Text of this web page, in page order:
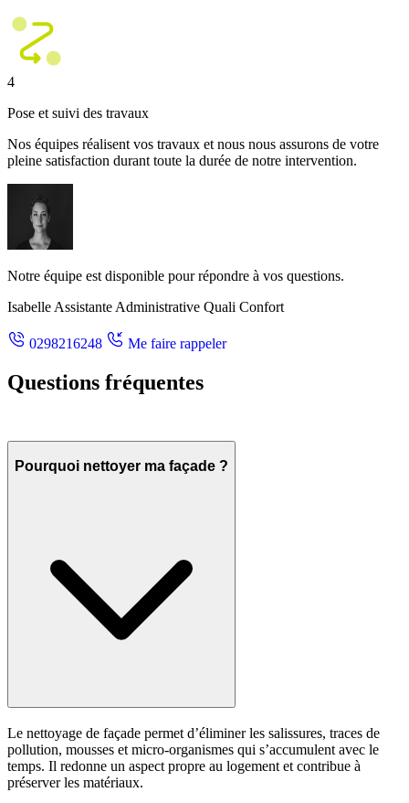
4
Pose et suivi des travaux
Nos équipes réalisent vos travaux et nous nous assurons de votre
pleine satisfaction durant toute la durée de notre intervention.
Notre équipe est disponible pour répondre à vos questions.
Isabelle Assistante Administrative Quali Confort
0298216248 Me faire rappeler
Questions fréquentes
Pourquoi nettoyer ma façade ?
Le nettoyage de façade permet d’éliminer les salissures, traces de
pollution, mousses et micro-organismes qui s’accumulent avec le
temps. Il redonne un aspect propre au logement et contribue à
préserver les matériaux.